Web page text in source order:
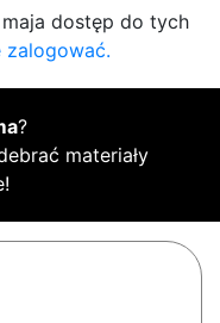
dostęp do tych
zalogować.
?
materiały